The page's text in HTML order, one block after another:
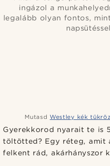
ingázol a
legalább olyan fontos,
Mutasd Westley kék
Gyerekkorod nyarait te is
töltötted? Egy réteg, amit
felkent rád, akárhányszor